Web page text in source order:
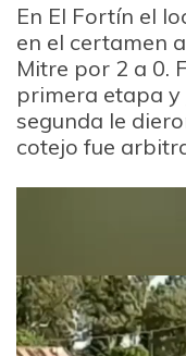
En El Fortín el
en el certamen
Mitre por 2 a 0.
primera etapa y
segunda le
cotejo fue